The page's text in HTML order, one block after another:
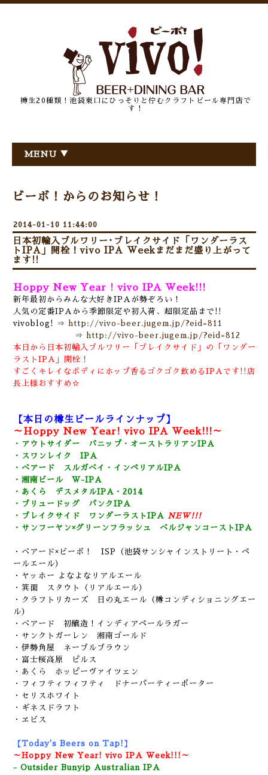
樽生20種類！池袋東口にひっそりと佇むクラフトビール専門店で
す！
MENU ▼
ビーボ！からのお知らせ！
2014-01-10 11:44:00
日本初輸入ブルワリー･ブレイクサイド「ワンダーラス
トIPA」開栓！vivo IPA Weekまだまだ盛り上がって
ます!!
Hoppy New Year ! vivo IPA Week!!!
新年最初からみんな大好きIPAが勢ぞろい！
人気の定番IPAから季節限定や初入荷、超限定品まで!!
vivoblog! ⇒
http://vivo-beer.jugem.jp/?eid=811
⇒
http://vivo-beer.jugem.jp/?eid=812
本日から日本初輸入ブルワリー「ブレイクサイド」の「ワンダー
ラストIPA」開栓！
すごくキレイなボディにホップ香るゴクゴク飲めるIPAです!!店
長上様おすすめ☆
【本日の樽生ビールラインナップ】
～Hoppy New Year! vivo IPA Week!!!～
・アウトサイダー バニップ・オーストラリアンIPA
・スワンレイク IPA
・ベアード スルガベイ・インペリアルIPA
・湘南ビール W-IPA
・あくら デスメタルIPA・2014
・ブリュードッグ パンクIPA
・ブレイクサイド ワンダーラストIPA NEW!!!
・サンフーヤン×グリーンフラッシュ ベルジャンコーストIPA
・ベアード×ビーボ！ ISP（池袋サンシャインストリート・ペ
ールエール）
・ヤッホー よなよなリアルエール
・箕面 スタウト（リアルエール）
・クラフトリカーズ 日の丸エール（樽コンディショニングエー
ル）
・ベアード 初醸造！インディアペールラガー
・サンクトガーレン 湘南ゴールド
・伊勢角屋 ネーブルブラウン
・富士桜高原 ピルス
・あくら ホッピーヴァイツェン
・フィフティフィフティ ドナーパーティーポーター
・セリスホワイト
・ギネスドラフト
・ヱビス
【Today's Beers on Tap!】
～Hoppy New Year! vivo IPA Week!!!～
- Outsider Bunyip Australian IPA